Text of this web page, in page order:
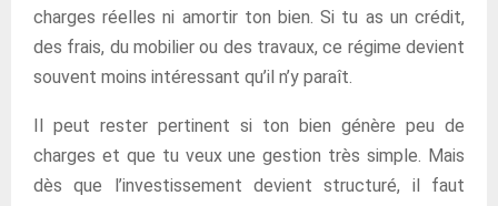
charges réelles ni amortir ton bien. Si tu as un crédit,
des frais, du mobilier ou des travaux, ce régime devient
souvent moins intéressant qu’il n’y paraît.
Il peut rester pertinent si ton bien génère peu de
charges et que tu veux une gestion très simple. Mais
dès que l’investissement devient structuré, il faut